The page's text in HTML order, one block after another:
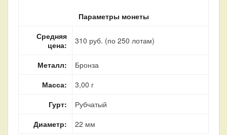
Параметры монеты
Средняя
цена:
310 руб. (по 250 лотам)
Металл:
Бронза
Масса:
3,00 г
Гурт:
Рубчатый
Диаметр:
22 мм